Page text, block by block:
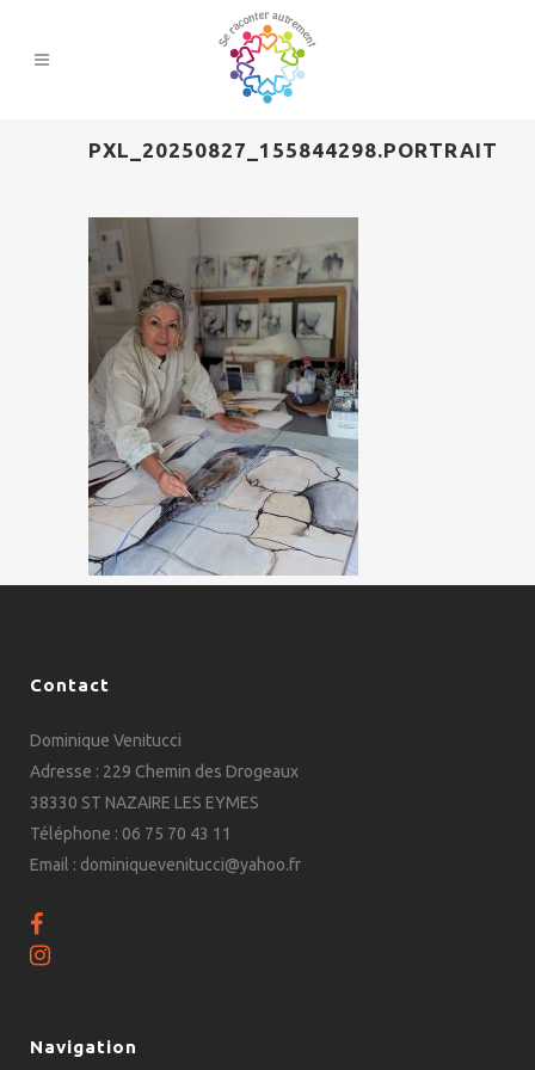
PXL_20250827_155844298.PORTRAIT
Contact
Dominique Venitucci
Adresse : 229 Chemin des Drogeaux
38330 ST NAZAIRE LES EYMES
Téléphone : 06 75 70 43 11
Email : dominiquevenitucci@yahoo.fr
Navigation